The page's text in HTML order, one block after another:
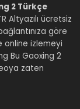
2 Türkçe
Altyazılı ücretsiz
göre
online izlemeyi
Bu Gaoxing 2
zaten